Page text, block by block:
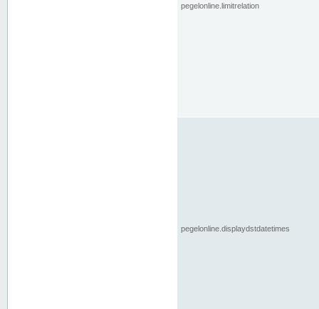
pegelonline.limitrelation
pegelonline.displaydstdatetimes